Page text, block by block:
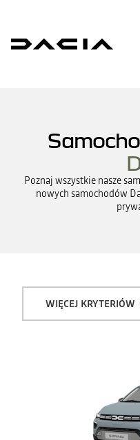
Poznaj wszystkie nasze
nowych samochodów
WIĘCEJ KRYTERIÓW